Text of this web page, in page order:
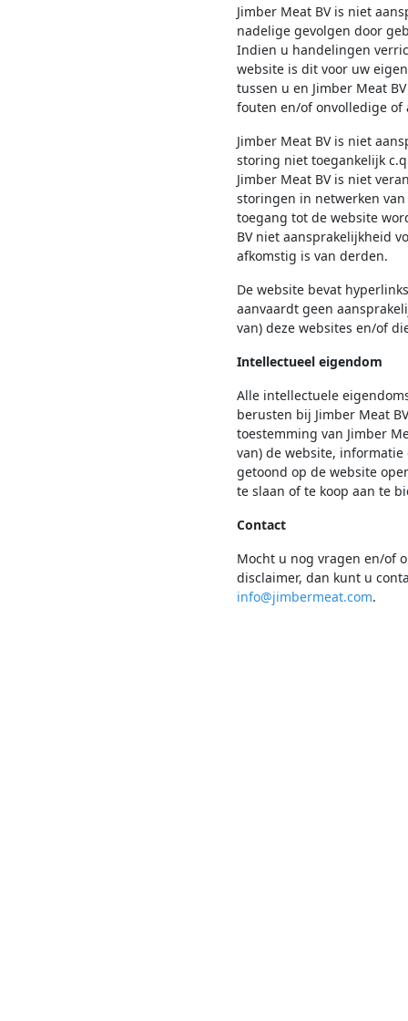
Jimber Meat BV is niet
nadelige gevolgen door
Indien u handelingen
website is dit voor uw
tussen u en Jimber Meat
fouten en/of onvolledige
Jimber Meat BV is niet
storing niet toegankelijk
Jimber Meat BV is niet
storingen in netwerken
toegang tot de website
BV niet aansprakelijkheid
afkomstig is van derden.
De website bevat
aanvaardt geen
van) deze websites en/of
Intellectueel eigendom
Alle intellectuele
berusten bij Jimber Meat
toestemming van Jimber
van) de website,
getoond op de website
te slaan of te koop aan te
Contact
Mocht u nog vragen en/of
disclaimer, dan kunt u
info@jimbermeat.com.